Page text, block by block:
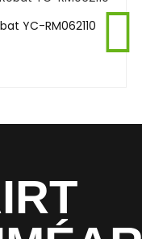
YC-RM062110